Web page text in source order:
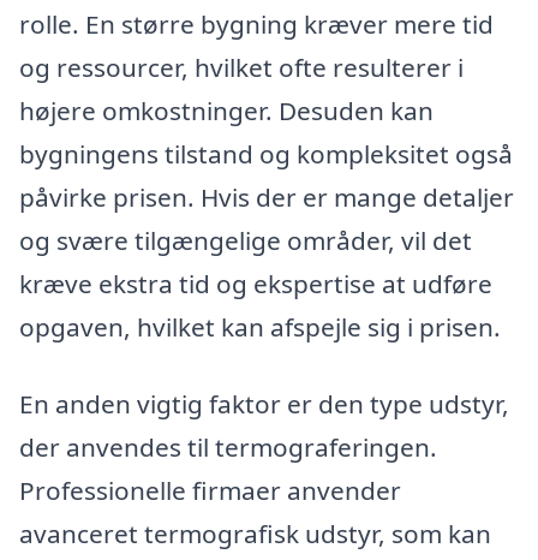
rolle. En større bygning kræver mere tid
og ressourcer, hvilket ofte resulterer i
højere omkostninger. Desuden kan
bygningens tilstand og kompleksitet også
påvirke prisen. Hvis der er mange detaljer
og svære tilgængelige områder, vil det
kræve ekstra tid og ekspertise at udføre
opgaven, hvilket kan afspejle sig i prisen.
En anden vigtig faktor er den type udstyr,
der anvendes til termograferingen.
Professionelle firmaer anvender
avanceret termografisk udstyr, som kan